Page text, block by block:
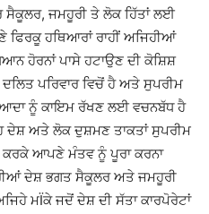
ਸੈਕੂਲਰ, ਜਮਹੂਰੀ ਤੇ ਲੋਕ ਹਿੱਤਾਂ ਲਈ
ਹਥਿਆਰਾਂ ਰਾਹੀਂ ਅਜਿਹੀਆਂ
ਹੋਰਨਾਂ ਪਾਸੇ ਹਟਾਉਣ ਦੀ ਕੋਸ਼ਿਸ਼
ਪਰਿਵਾਰ ਵਿਚੋਂ ਹੈ ਅਤੇ ਸੁਪਰੀਮ
ਨੂੰ ਕਾਇਮ ਰੱਖਣ ਲਈ ਵਚਨਬੱਧ ਹੈ
ਦੇਸ਼ ਅਤੇ ਲੋਕ ਦੁਸ਼ਮਣ ਤਾਕਤਾਂ ਸੁਪਰੀਮ
ਕਰਕੇ ਆਪਣੇ ਮੰਤਵ ਨੂੰ ਪੂਰਾ ਕਰਨਾ
ਦੇਸ਼ ਭਗਤ ਸੈਕੂਲਰ ਅਤੇ ਜਮਹੂਰੀ
ਮÏਕੇ ਜਦੋਂ ਦੇਸ਼ ਦੀ ਸੱਤਾ ਕਾਰਪੋਰੇਟਾਂ